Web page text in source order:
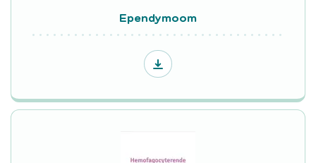
Ependymoom